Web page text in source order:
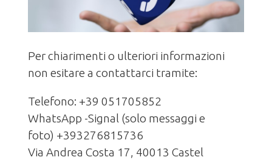
Per chiarimenti o ulteriori informazioni
non esitare a contattarci tramite:
Telefono: +39 051705852
WhatsApp -Signal (solo messaggi e
foto) +393276815736
Via Andrea Costa 17, 40013 Castel